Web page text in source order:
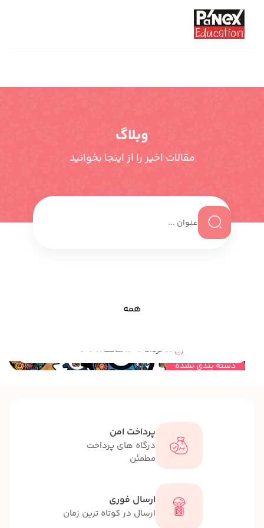
وبلاگ
مقالات اخیر را از اینجا بخوانید
همه
دسته بندی نشده
22 خرداد 1404 ساعت 20:08
پرداخت امن
درگاه های پرداخت
مطمئن
ارسال فوری
ارسال در کوتاه ترین زمان